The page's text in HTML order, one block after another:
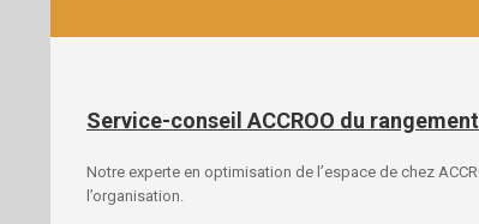
Service-conseil ACCROO du
Notre experte en optimisation de l’espace de chez
l’organisation.